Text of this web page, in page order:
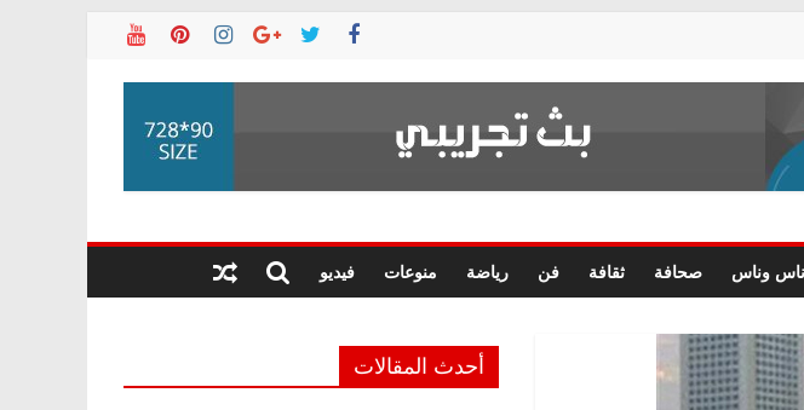
ناس وناس صحافة ثقافة فن رياضة منوعات فيديو
أحدث المقالات